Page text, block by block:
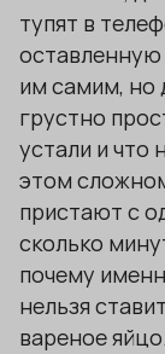
тупят в
оставленную
им самим, но
грустно
устали и что
этом
пристают с
сколько
почему
нельзя
вареное яйцо.